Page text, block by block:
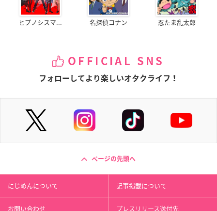
ヒプノシスマ... 名探偵コナン 忍たま乱太郎
OFFICIAL SNS
フォローしてより楽しいオタクライフ！
ページの先頭へ
にじめんについて 記事掲載について
お問い合わせ プレスリリース送付先